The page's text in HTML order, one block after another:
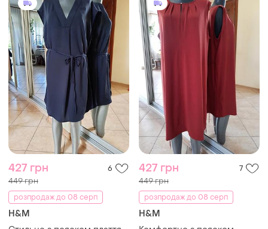
427 грн 6
449 грн
розпродаж до 08 серп
H&M
427 грн 7
449 грн
розпродаж до 08 серп
H&M